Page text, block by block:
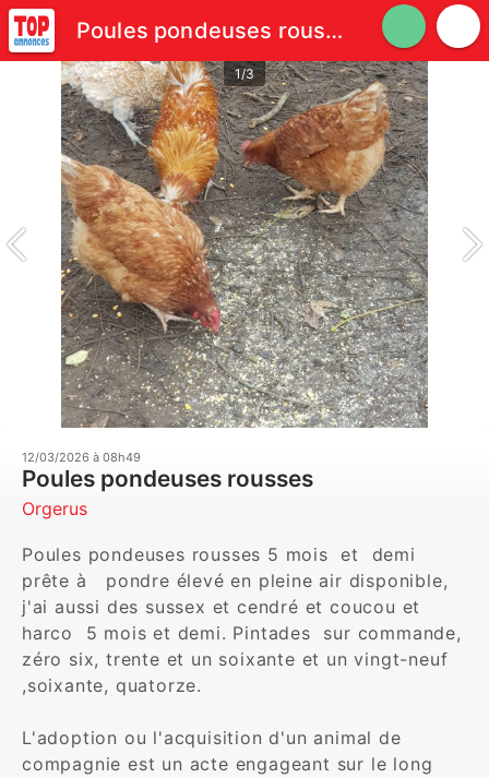
Poules pondeuses rousses
1/3
12/03/2026 à 08h49
Poules pondeuses rousses
Orgerus
Poules pondeuses rousses 5 mois  et  demi
prête à   pondre élevé en pleine air disponible,
j'ai aussi des sussex et cendré et coucou et
harco  5 mois et demi. Pintades  sur commande,
zéro six, trente et un soixante et un vingt-neuf
,soixante, quatorze.
L'adoption ou l'acquisition d'un animal de
compagnie est un acte engageant sur le long